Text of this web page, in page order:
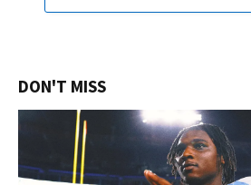
DON'T MISS